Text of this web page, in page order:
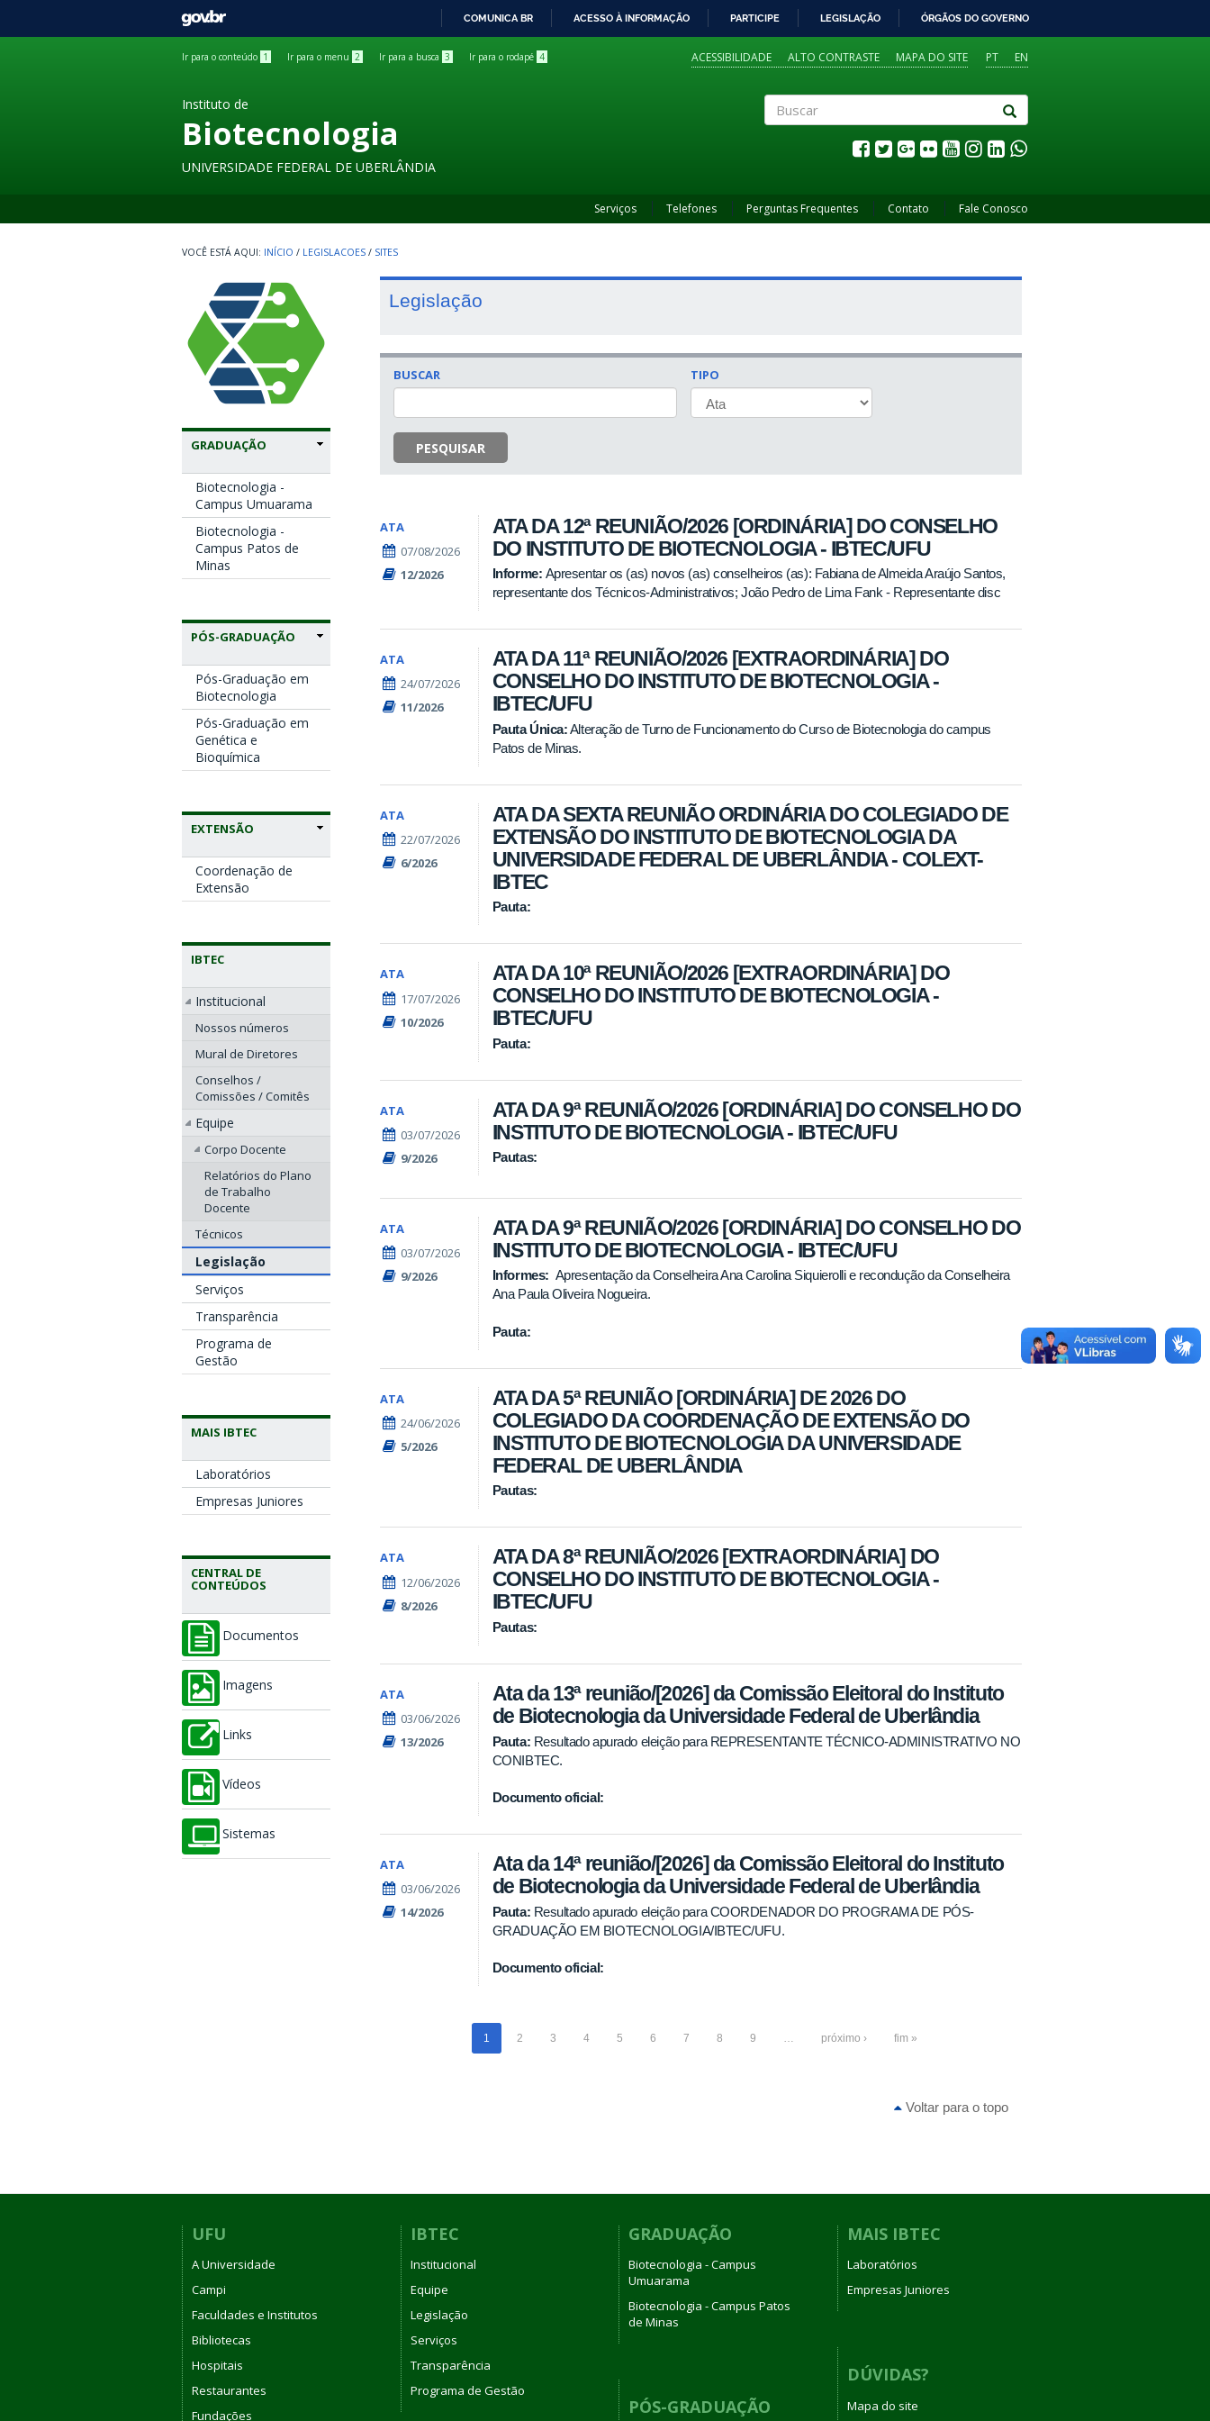
GOVBR
COMUNICA BR ACESSO À INFORMAÇÃO PARTICIPE LEGISLAÇÃO ÓRGÃOS DO GOVERNO
Ir para o conteúdo 1 Ir para o menu 2 Ir para a busca 3 Ir para o rodapé 4 PT EN
ACESSIBILIDADE ALTO CONTRASTE MAPA DO SITE
Instituto de
Biotecnologia
UNIVERSIDADE FEDERAL DE UBERLÂNDIA
Serviços Telefones Perguntas Frequentes Contato Fale Conosco
INÍCIO / LEGISLACOES / SITES
GRADUAÇÃO
Biotecnologia -
Campus Umuarama
Biotecnologia -
Campus Patos de
Minas
PÓS-GRADUAÇÃO
Pós-Graduação em
Biotecnologia
Pós-Graduação em
Genética e
Bioquímica
EXTENSÃO
Coordenação de
Extensão
IBTEC
Institucional
Nossos números
Mural de Diretores
Conselhos /
Comissões / Comitês
Equipe
Corpo Docente
Relatórios do Plano
de Trabalho
Docente
Técnicos
Legislação
Serviços
Transparência
Programa de
Gestão
MAIS IBTEC
Laboratórios
Empresas Juniores
CENTRAL DE
CONTEÚDOS
Documentos
Imagens
Links
Vídeos
Sistemas
Legislação
BUSCAR TIPO
PESQUISAR
ATA
07/08/2026
12/2026
ATA DA 12ª REUNIÃO/2026 [ORDINÁRIA] DO CONSELHO
DO INSTITUTO DE BIOTECNOLOGIA - IBTEC/UFU
Informe: Apresentar os (as) novos (as) conselheiros (as): Fabiana de Almeida Araújo Santos,
representante dos Técnicos-Administrativos; João Pedro de Lima Fank - Representante disc
ATA
24/07/2026
11/2026
ATA DA 11ª REUNIÃO/2026 [EXTRAORDINÁRIA] DO
CONSELHO DO INSTITUTO DE BIOTECNOLOGIA -
IBTEC/UFU
Pauta Única:Alteração de Turno de Funcionamento do Curso de Biotecnologia do campus
Patos de Minas.
ATA
22/07/2026
6/2026
ATA DA SEXTA REUNIÃO ORDINÁRIA DO COLEGIADO DE
EXTENSÃO DO INSTITUTO DE BIOTECNOLOGIA DA
UNIVERSIDADE FEDERAL DE UBERLÂNDIA - COLEXT-
IBTEC
Pauta:
ATA
17/07/2026
10/2026
ATA DA 10ª REUNIÃO/2026 [EXTRAORDINÁRIA] DO
CONSELHO DO INSTITUTO DE BIOTECNOLOGIA -
IBTEC/UFU
Pauta:
ATA
03/07/2026
9/2026
ATA DA 9ª REUNIÃO/2026 [ORDINÁRIA] DO CONSELHO DO
INSTITUTO DE BIOTECNOLOGIA - IBTEC/UFU
Pautas:
ATA
03/07/2026
9/2026
ATA DA 9ª REUNIÃO/2026 [ORDINÁRIA] DO CONSELHO DO
INSTITUTO DE BIOTECNOLOGIA - IBTEC/UFU
Informes: Apresentação da Conselheira Ana Carolina Siquierolli e recondução da Conselheira
Ana Paula Oliveira Nogueira.
Pauta:
ATA
24/06/2026
5/2026
ATA DA 5ª REUNIÃO [ORDINÁRIA] DE 2026 DO
COLEGIADO DA COORDENAÇÃO DE EXTENSÃO DO
INSTITUTO DE BIOTECNOLOGIA DA UNIVERSIDADE
FEDERAL DE UBERLÂNDIA
Pautas:
ATA
12/06/2026
8/2026
ATA DA 8ª REUNIÃO/2026 [EXTRAORDINÁRIA] DO
CONSELHO DO INSTITUTO DE BIOTECNOLOGIA -
IBTEC/UFU
Pautas:
ATA
03/06/2026
13/2026
Ata da 13ª reunião/[2026] da Comissão Eleitoral do Instituto
de Biotecnologia da Universidade Federal de Uberlândia
Pauta: Resultado apurado eleição para REPRESENTANTE TÉCNICO-ADMINISTRATIVO NO
CONIBTEC.
Documento oficial:
ATA
03/06/2026
14/2026
Ata da 14ª reunião/[2026] da Comissão Eleitoral do Instituto
de Biotecnologia da Universidade Federal de Uberlândia
Pauta: Resultado apurado eleição para COORDENADOR DO PROGRAMA DE PÓS-
GRADUAÇÃO EM BIOTECNOLOGIA/IBTEC/UFU.
Documento oficial:
1 2 3 4 5 6 7 8 9 … próximo › fim »
Voltar para o topo
UFU
A Universidade
Campi
Faculdades e Institutos
Bibliotecas
Hospitais
Restaurantes
Fundações
IBTEC
Institucional
Equipe
Legislação
Serviços
Transparência
Programa de Gestão
GRADUAÇÃO
Biotecnologia - Campus
Umuarama
Biotecnologia - Campus Patos
de Minas
PÓS-GRADUAÇÃO
MAIS IBTEC
Laboratórios
Empresas Juniores
DÚVIDAS?
Mapa do site